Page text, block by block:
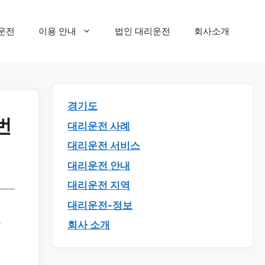
전 이용 안내 법인 대리운전 회사소개
경기도
대리운전 사례
대리운전 서비스
대리운전 안내
대리운전 지역
대리운전-정보
회사 소개